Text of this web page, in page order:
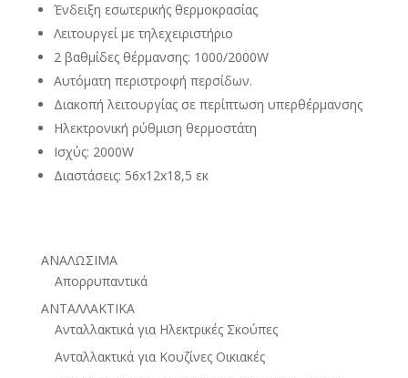
Ένδειξη εσωτερικής θερμοκρασίας
Λειτουργεί με τηλεχειριστήριο
2 βαθμίδες θέρμανσης: 1000/2000W
Αυτόματη περιστροφή περσίδων.
Διακοπή λειτουργίας σε περίπτωση υπερθέρμανσης
Ηλεκτρονική ρύθμιση θερμοστάτη
Ισχύς: 2000W
Διαστάσεις: 56x12x18,5 εκ
ΑΝΑΛΩΣΙΜΑ
Απορρυπαντικά
ΑΝΤΑΛΛΑΚΤΙΚΑ
Ανταλλακτικά για Ηλεκτρικές Σκούπες
Ανταλλακτικά για Κουζίνες Οικιακές